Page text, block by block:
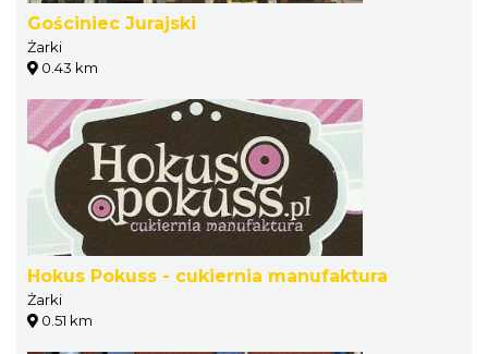
Gościniec Jurajski
Żarki
0.43 km
Hokus Pokuss - cukiernia manufaktura
Żarki
0.51 km